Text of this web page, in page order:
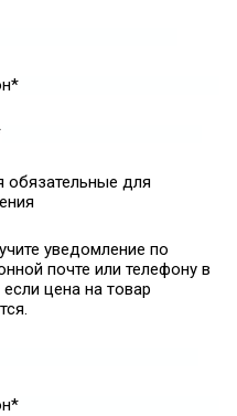
обязательные для
уведомление по
почте или телефону в
если цена на товар